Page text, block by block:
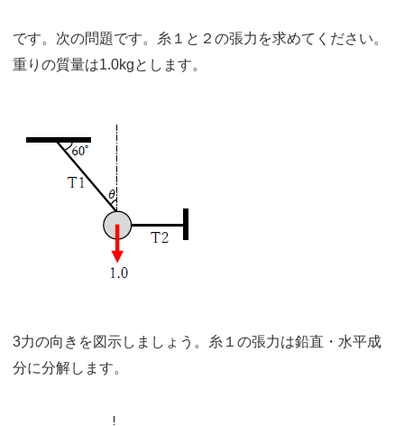
です。次の問題です。糸１と２の張力を求めてください。
重りの質量は1.0kgとします。
3力の向きを図示しましょう。糸１の張力は鉛直・水平成
分に分解します。